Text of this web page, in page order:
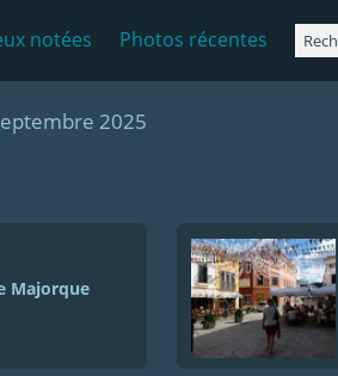
notées Photos récentes
2025
Majorque